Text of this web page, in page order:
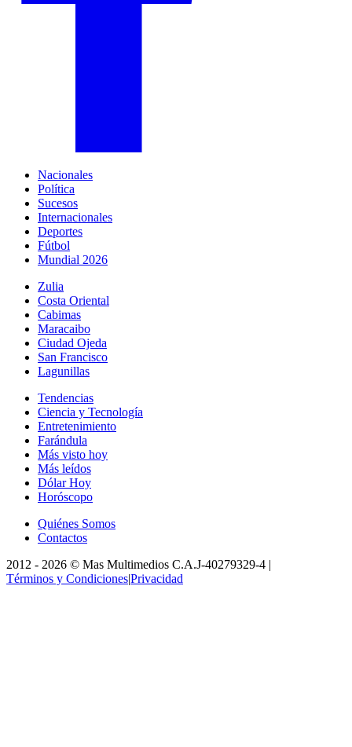
Nacionales
Política
Sucesos
Internacionales
Deportes
Fútbol
Mundial 2026
Zulia
Costa Oriental
Cabimas
Maracaibo
Ciudad Ojeda
San Francisco
Lagunillas
Tendencias
Ciencia y Tecnología
Entretenimiento
Farándula
Más visto hoy
Más leídos
Dólar Hoy
Horóscopo
Quiénes Somos
Contactos
2012 - 2026 © Mas Multimedios C.A.J-40279329-4 |
Términos y Condiciones|Privacidad